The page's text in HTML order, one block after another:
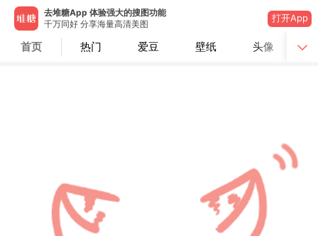
去堆糖App 体验强大的搜图功能
千万同好 分享海量高清美图
打开App
首页 热门 爱豆 壁纸 头像